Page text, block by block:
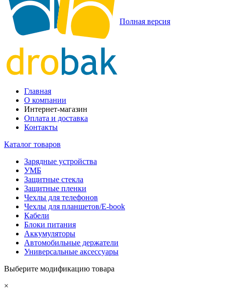
Полная версия
Главная
О компании
Интернет-магазин
Оплата и доставка
Контакты
Каталог товаров
Зарядные устройства
УМБ
Защитные стекла
Защитные пленки
Чехлы для телефонов
Чехлы для планшетов/E-book
Кабели
Блоки питания
Аккумуляторы
Автомобильные держатели
Универсальные аксессуары
Выберите модификацию товара
×